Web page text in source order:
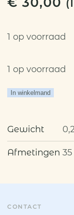
1 op voorraad
1 op voorraad
Deco-
day
I'm
gonna
cry
In winkelmand
Gewicht
Afmetingen
CONTACT